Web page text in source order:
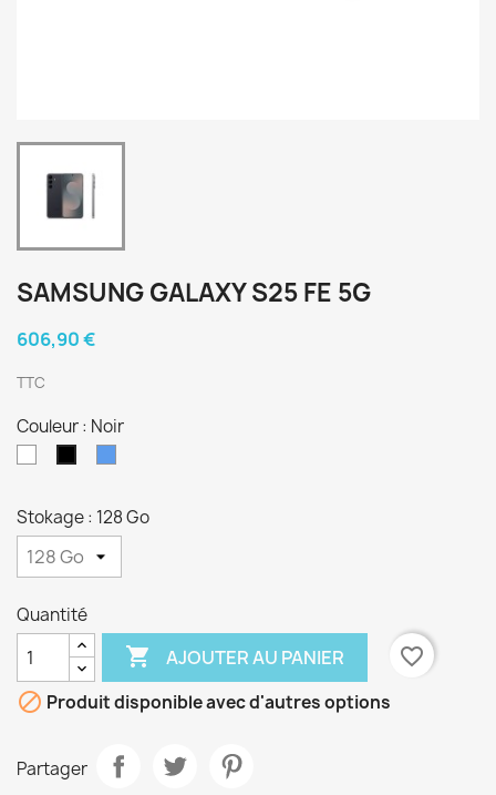
SAMSUNG GALAXY S25 FE 5G
606,90 €
TTC
Couleur : Noir
Stokage : 128 Go
Quantité
 AJOUTER AU PANIER
favorite_border
 Produit disponible avec d'autres options
Partager